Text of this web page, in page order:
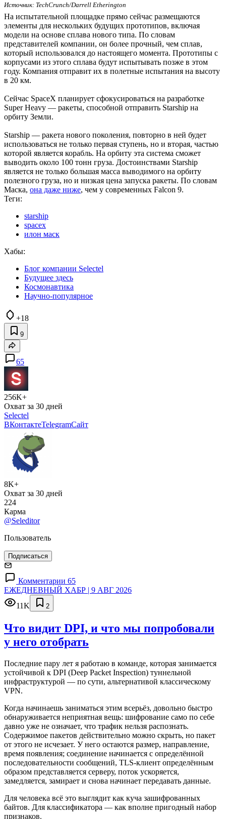
Источник: TechCrunch/Darrell Etherington
На испытательной площадке прямо сейчас размещаются
элементы для нескольких будущих прототипов, включая
модели на основе сплава нового типа. По словам
представителей компании, он более прочный, чем сплав,
который использовался до настоящего момента. Прототипы с
корпусами из этого сплава будут испытывать позже в этом
году. Компания отправит их в полетные испытания на высоту
в 20 км.
Сейчас SpaceX планирует сфокусироваться на разработке
Super Heavy — ракеты, способной отправить Starship на
орбиту Земли.
Starship — ракета нового поколения, повторно в ней будет
использоваться не только первая ступень, но и вторая, частью
которой является корабль. На орбиту эта система сможет
выводить около 100 тонн груза. Достоинствами Starship
является не только большая масса выводимого на орбиту
полезного груза, но и низкая цена запуска ракеты. По словам
Маска, она даже ниже, чем у современных Falcon 9.
Теги:
starship
spacex
илон маск
Хабы:
Блог компании Selectel
Будущее здесь
Космонавтика
Научно-популярное
+18
9
65
256K+
Охват за 30 дней
Selectel
ВКонтактеTelegramСайт
8K+
Охват за 30 дней
224
Карма
@Seleditor
Пользователь
Подписаться
Комментарии 65
ЕЖЕДНЕВНЫЙ ХАБР | 9 АВГ 2026
11K
2
Что видит DPI, и что мы попробовали
у него отобрать
Последние пару лет я работаю в команде, которая занимается
устойчивой к DPI (Deep Packet Inspection) туннельной
инфраструктурой — по сути, альтернативой классическому
VPN.
Когда начинаешь заниматься этим всерьёз, довольно быстро
обнаруживается неприятная вещь: шифрование само по себе
давно уже не означает, что трафик нельзя распознать.
Содержимое пакетов действительно можно скрыть, но пакет
от этого не исчезает. У него остаются размер, направление,
время появления; соединение начинается с определённой
последовательности сообщений, TLS-клиент определённым
образом представляется серверу, поток ускоряется,
замедляется, замирает и снова начинает передавать данные.
Для человека всё это выглядит как куча зашифрованных
байтов. Для классификатора — как вполне пригодный набор
признаков.